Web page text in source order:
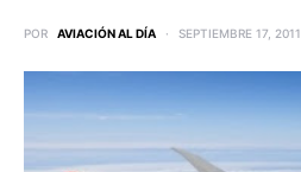
POR AVIACIÓN AL DÍA SEPTIEMBRE 17, 2011